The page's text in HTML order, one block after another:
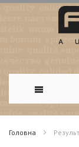
Skip
to
Головна